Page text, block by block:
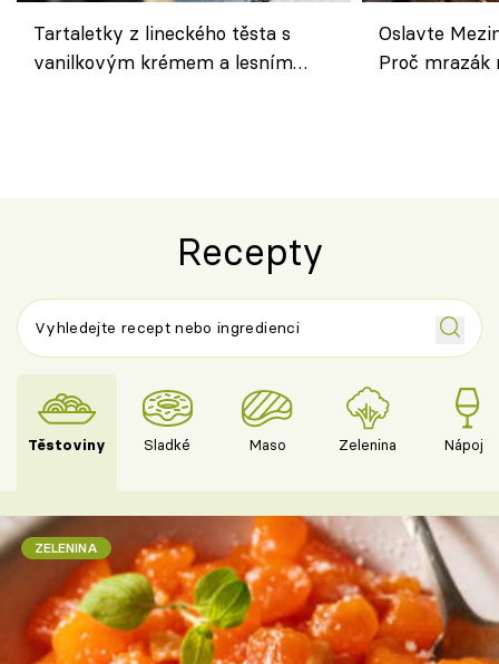
Tartaletky z lineckého těsta s
vanilkovým krémem a lesním
Oslavte
Proč
Recepty
Těstoviny Sladké Maso Zelenina Nápoje
ZELENINA